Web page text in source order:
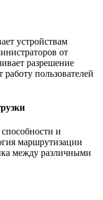
устройствам
от
разрешение
пользователей
и
маршрутизации
между различными